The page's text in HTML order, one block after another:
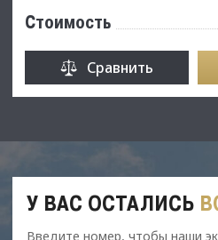
Стоимость
Сравнить
У ВАС ОСТАЛИСЬ
Введите номер, чтобы наши